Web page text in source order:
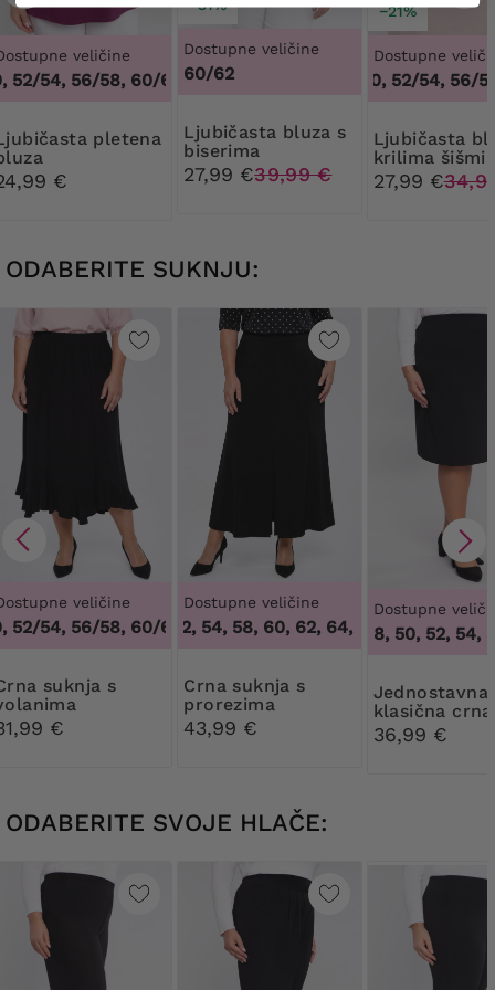
veličine
54, 56/58, 60/62 48/50, 52/54, 56/58, 60/62
€
−31%
Dostupne veličine
60/62
Ljubičasta bluza s
biserima
27,99 €39,99 €
−21%
Dostupne
48/50, 52/54, 56/
Ljubičasta bluza s
krilima
srebrnim
27,99 €
ODABERITE SUKNJU:
veličine
54, 56/58, 60/62 48/50, 52/54, 56/58, 60/62
s
€
Dostupne veličine
50, 52, 54, 58, 60, 62, 64,50, 52, 54, 58,
Crna suknja s
prorezima
43,99 €
Dostupne
46, 48, 50, 52, 54,
Jednostavna
klasična crna
suknja
36,99 €
ODABERITE SVOJE HLAČE: